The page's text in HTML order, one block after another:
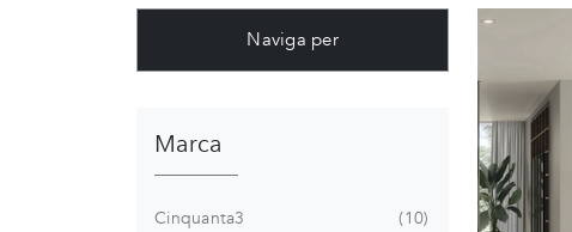
Naviga per
Marca
Cinquanta3
10